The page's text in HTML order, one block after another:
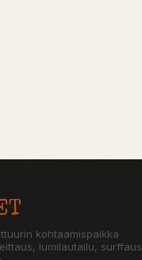
kohtaamispaikka
lumilautailu, surffaus